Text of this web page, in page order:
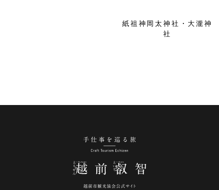
紙祖神岡太神社・大瀧神
社